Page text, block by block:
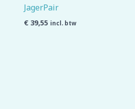
JagerPair
€ 39,55 incl. btw